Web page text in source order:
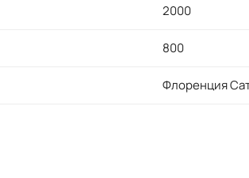
2000
800
Флоренция